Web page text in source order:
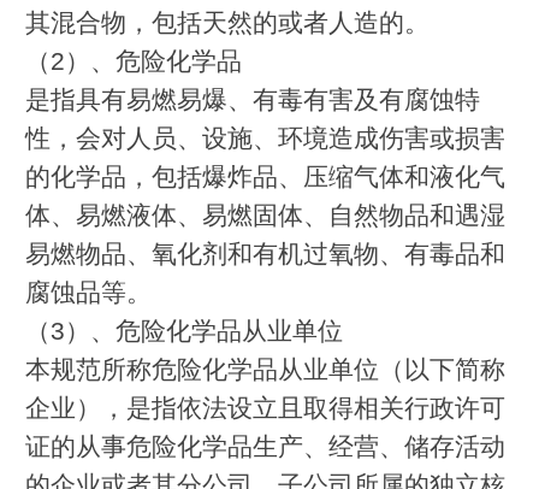
其混合物，包括天然的或者人造的。
（2）、危险化学品
是指具有易燃易爆、有毒有害及有腐蚀特
性，会对人员、设施、环境造成伤害或损害
的化学品，包括爆炸品、压缩气体和液化气
体、易燃液体、易燃固体、自然物品和遇湿
易燃物品、氧化剂和有机过氧物、有毒品和
腐蚀品等。
（3）、危险化学品从业单位
本规范所称危险化学品从业单位（以下简称
企业），是指依法设立且取得相关行政许可
证的从事危险化学品生产、经营、储存活动